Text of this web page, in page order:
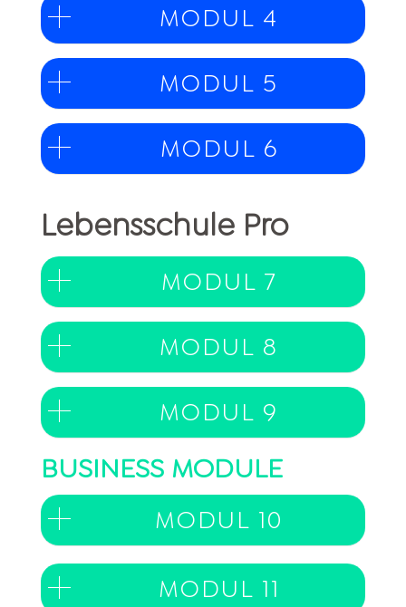
MODUL 4
MODUL 5
MODUL 6
Lebensschule Pro
MODUL 7
MODUL 8
MODUL 9
BUSINESS MODULE
MODUL 10
MODUL 11